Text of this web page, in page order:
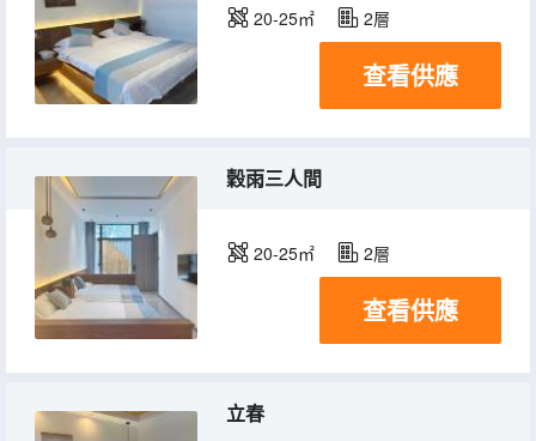
20-25㎡ 2層
查看供應
穀雨三人間
20-25㎡ 2層
查看供應
立春